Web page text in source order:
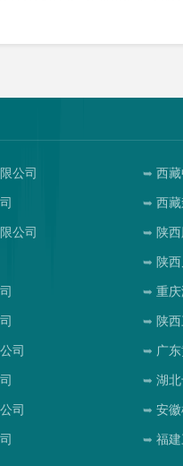
公司 西
西
公司 陕
陕
重
陕
司 广
湖
司 安
福